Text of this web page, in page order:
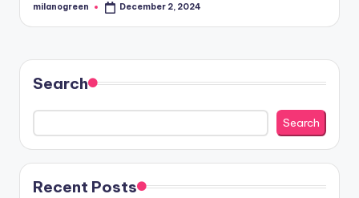
Posted
milanogreen December 2, 2024
Search
Search
Recent Posts